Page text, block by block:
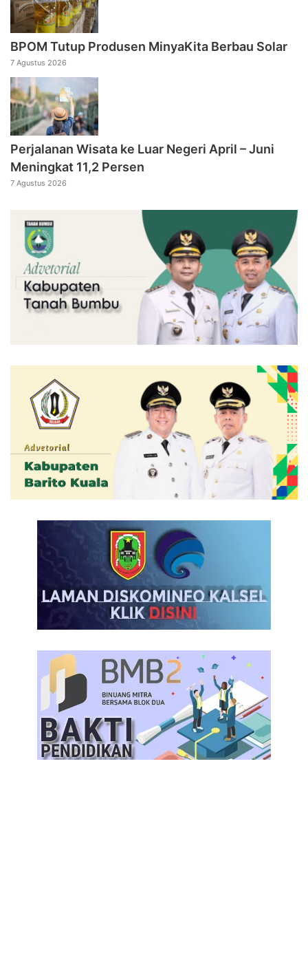
BPOM Tutup Produsen MinyaKita Berbau Solar
7 Agustus 2026
Perjalanan Wisata ke Luar Negeri April – Juni
Meningkat 11,2 Persen
7 Agustus 2026